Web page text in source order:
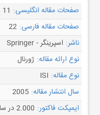
صفحات مقاله انگلیسی: 11
صفحات مقاله فارسی: 22
ناشر: اسپرینگر - Springer
نوع ارائه مقاله: ژورنال
نوع مقاله: ISI
سال انتشار مقاله: 2005
ایمپکت فاکتور: 2.000 در سال 2019